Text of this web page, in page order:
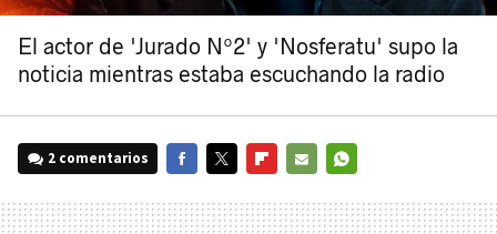
El actor de 'Jurado Nº2' y 'Nosferatu' supo la
noticia mientras estaba escuchando la radio
2 comentarios
MAIL